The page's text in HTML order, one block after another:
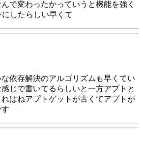
で変わったかっていうと機能を強く
したらしい早くて
依存解決のアルゴリズムも早くてい
じで書いてるらしいと一方アプトと
はねアプトゲットが古くてアプトが